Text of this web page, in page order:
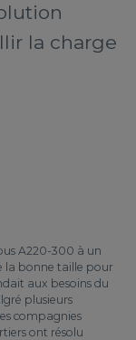
la charge
A220-300 à un
la bonne taille pour
aux besoins du
plusieurs
compagnies
ont résolu